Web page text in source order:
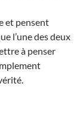
et pensent
l’une des deux
à penser